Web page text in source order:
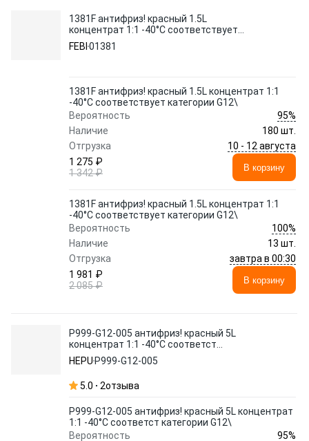
1381F антифриз! красный 1.5L
концентрат 1:1 -40°C соответствует
категории G12\
FEBI 01381
1381F антифриз! красный 1.5L концентрат 1:1
-40°C соответствует категории G12\
Вероятность
95%
Наличие
180 шт.
Отгрузка
10 - 12 августа
1 275 ₽
1 342 ₽
В корзину
1381F антифриз! красный 1.5L концентрат 1:1
-40°C соответствует категории G12\
Вероятность
100%
Наличие
13 шт.
Отгрузка
завтра в 00:30
1 981 ₽
2 085 ₽
В корзину
P999-G12-005 антифриз! красный 5L
концентрат 1:1 -40°C соответст
категории G12\
HEPU P999-G12-005
5.0 2отзыва
P999-G12-005 антифриз! красный 5L концентрат
1:1 -40°C соответст категории G12\
Вероятность
95%